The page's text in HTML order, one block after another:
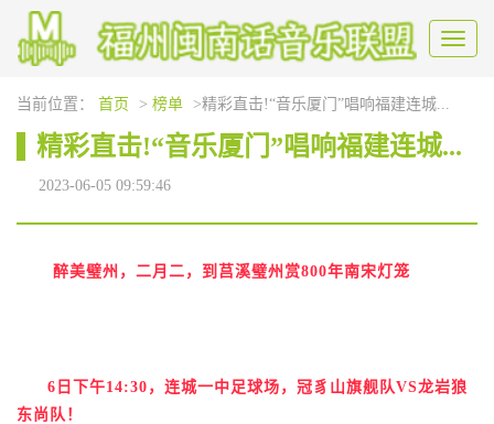
Toggle
当前位置： 首页 > 榜单 >精彩直击!“音乐厦门”唱响福建连城...
精彩直击!“音乐厦门”唱响福建连城...
2023-06-05 09:59:46
醉美璧州，二月二，到莒溪璧州 赏800年南宋灯笼
6日下午14:30， 连城一中足球场， 冠豸山旗舰队VS龙岩狼
东尚队！